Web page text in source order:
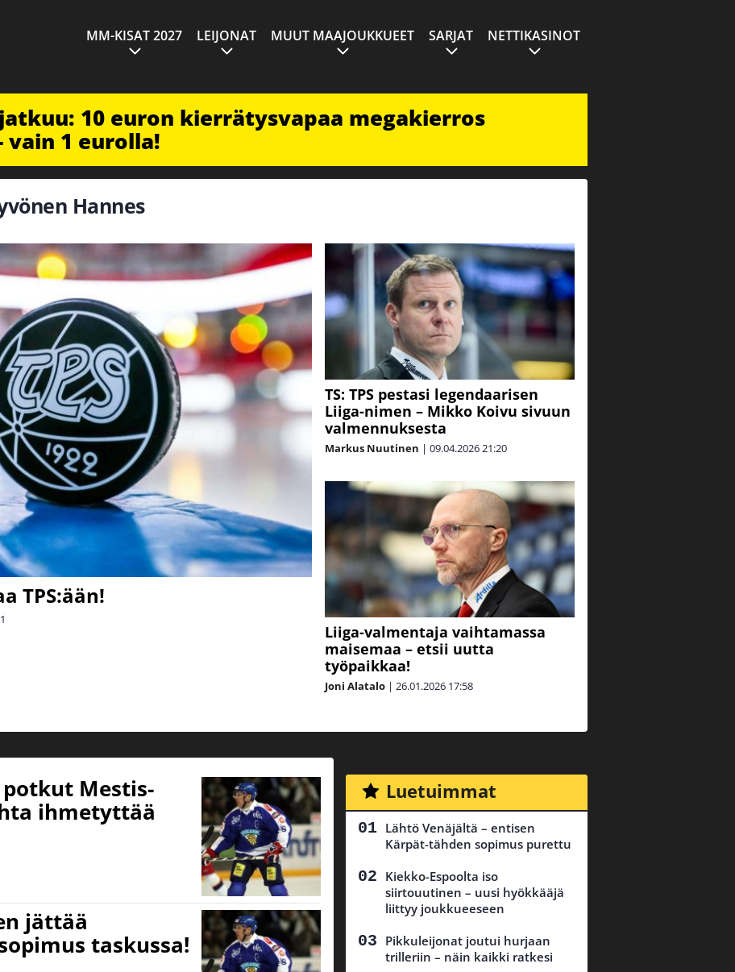
MM-KISAT 2027 LEIJONAT MUUT MAAJOUKKUEET SARJAT NETTIKASINOT
10 euron kierrätysvapaa megakierros
vain 1 eurolla!
Hannes
TPS:ään!
TS: TPS pestasi legendaarisen
Liiga-nimen – Mikko Koivu sivuun
valmennuksesta
Markus Nuutinen | 09.04.202621:20
Liiga-valmentaja vaihtamassa
maisemaa – etsii uutta
työpaikkaa!
Joni Alatalo | 26.01.2026 17:58
Mestis-
ihmetyttää
jättää
taskussa!
Luetuimmat
Lähtö Venäjältä – entisen
Kärpät-tähden sopimus purettu
Kiekko-Espoolta iso
siirtouutinen – uusi hyökkääjä
liittyy joukkueeseen
Pikkuleijonat joutui hurjaan
trilleriin – näin kaikki ratkesi